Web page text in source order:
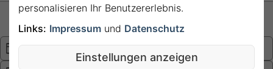
personalisieren Ihr Benutzererlebnis.
Links: Impressum und Datenschutz
Einstellungen anzeigen